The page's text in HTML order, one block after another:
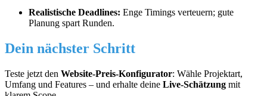
Realistische Deadlines: Enge Timings verteuern; gute
Planung spart Runden.
Dein nächster Schritt
Teste jetzt den Website-Preis-Konfigurator: Wähle Projektart,
Umfang und Features – und erhalte deine Live-Schätzung mit